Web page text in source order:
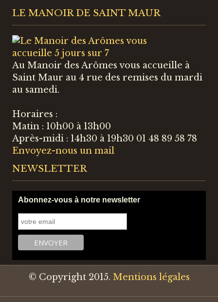
LE MANOIR DE SAINT MAUR
Au Manoir des Arômes vous accueille à
Saint Maur au 4 rue des remises du mardi
au samedi.
Horaires :
Matin : 10h00 à 13h00
Après-midi : 14h30 à 19h30 01 48 89 58 78
Envoyez-nous un mail
NEWSLETTER
Abonnez-vous à notre newsletter
© Copyright 2015. Mentions légales